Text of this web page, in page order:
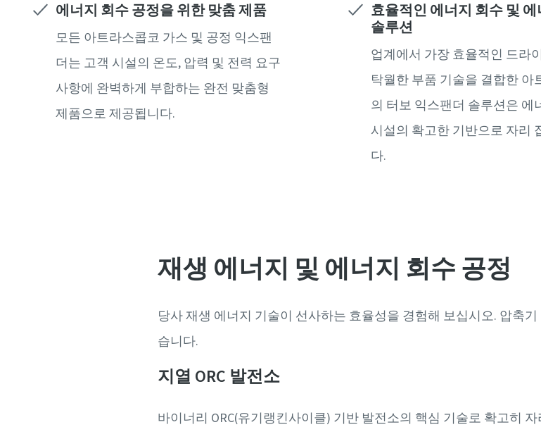
에너지 회수 공정을 위한 맞춤 제품
모든 아트라스콥코 가스 및 공정 익스팬
더는 고객 시설의 온도, 압력 및 전력 요구
사항에 완벽하게 부합하는 완전 맞춤형
제품으로 제공됩니다.
효율적인 에너지 회수 및
솔루션
업계에서 가장 효율적인 드라
탁월한 부품 기술을 결합한 아
의 터보 익스팬더 솔루션은 에
시설의 확고한 기반으로 자리
다.
재생 에너지 및 에너지 회수 공정
당사 재생 에너지 기술이 선사하는 효율성을 경험해 보십시오. 압축
습니다.
지열 ORC 발전소
바이너리 ORC(유기랭킨사이클) 기반 발전소의 핵심 기술로 확고히